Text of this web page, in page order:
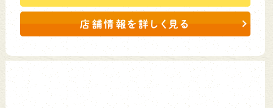
店舗情報を詳しく見る